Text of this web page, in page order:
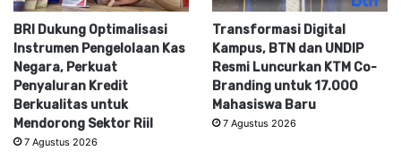
BRI Dukung Optimalisasi
Instrumen Pengelolaan Kas
Negara, Perkuat
Penyaluran Kredit
Berkualitas untuk
Mendorong Sektor Riil
7 Agustus 2026
Transformasi Digital
Kampus, BTN dan UNDIP
Resmi Luncurkan KTM Co-
Branding untuk 17.000
Mahasiswa Baru
7 Agustus 2026